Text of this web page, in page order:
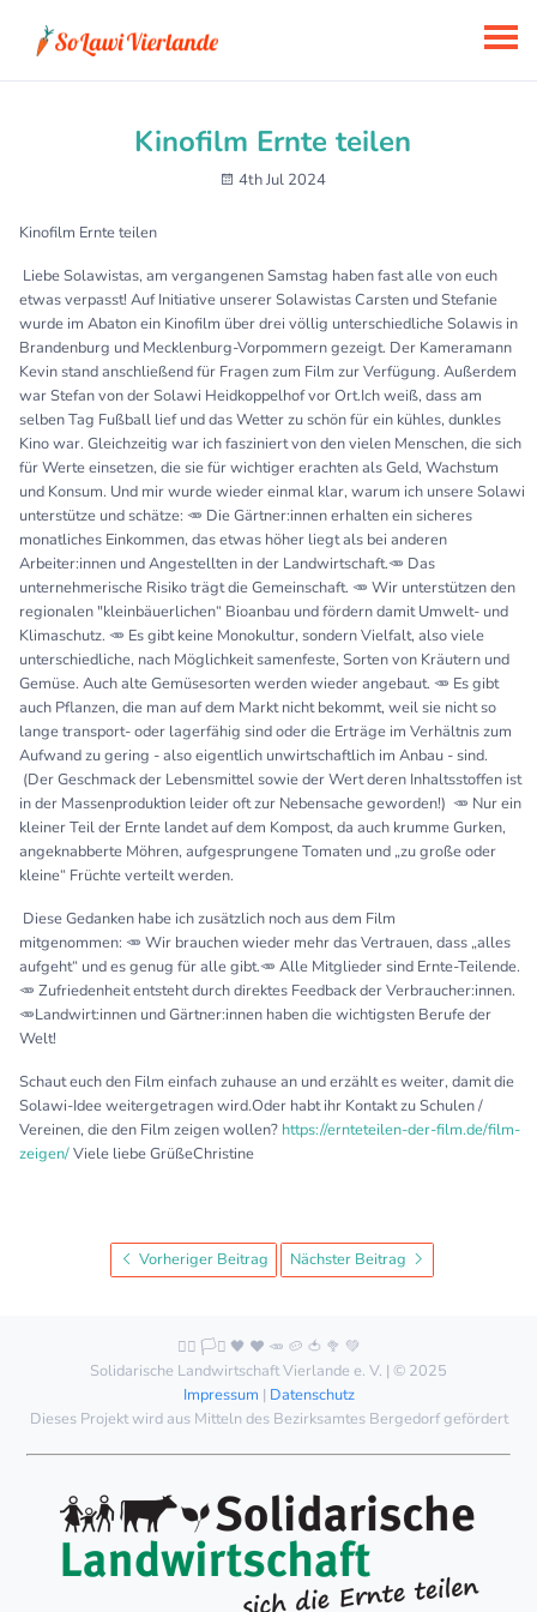
Kinofilm Ernte teilen
4th Jul 2024
Kinofilm Ernte teilen
Liebe Solawistas, am vergangenen Samstag haben fast alle von euch
etwas verpasst! Auf Initiative unserer Solawistas Carsten und Stefanie
wurde im Abaton ein Kinofilm über drei völlig unterschiedliche Solawis in
Brandenburg und Mecklenburg-Vorpommern gezeigt. Der Kameramann
Kevin stand anschließend für Fragen zum Film zur Verfügung. Außerdem
war Stefan von der Solawi Heidkoppelhof vor Ort.Ich weiß, dass am
selben Tag Fußball lief und das Wetter zu schön für ein kühles, dunkles
Kino war. Gleichzeitig war ich fasziniert von den vielen Menschen, die sich
für Werte einsetzen, die sie für wichtiger erachten als Geld, Wachstum
und Konsum. Und mir wurde wieder einmal klar, warum ich unsere Solawi
unterstütze und schätze: 🥕 Die Gärtner:innen erhalten ein sicheres
monatliches Einkommen, das etwas höher liegt als bei anderen
Arbeiter:innen und Angestellten in der Landwirtschaft.🥕 Das
unternehmerische Risiko trägt die Gemeinschaft. 🥕 Wir unterstützen den
regionalen "kleinbäuerlichen“ Bioanbau und fördern damit Umwelt- und
Klimaschutz. 🥕 Es gibt keine Monokultur, sondern Vielfalt, also viele
unterschiedliche, nach Möglichkeit samenfeste, Sorten von Kräutern und
Gemüse. Auch alte Gemüsesorten werden wieder angebaut. 🥕 Es gibt
auch Pflanzen, die man auf dem Markt nicht bekommt, weil sie nicht so
lange transport- oder lagerfähig sind oder die Erträge im Verhältnis zum
Aufwand zu gering - also eigentlich unwirtschaftlich im Anbau - sind.
(Der Geschmack der Lebensmittel sowie der Wert deren Inhaltsstoffen ist
in der Massenproduktion leider oft zur Nebensache geworden!) 🥕 Nur ein
kleiner Teil der Ernte landet auf dem Kompost, da auch krumme Gurken,
angeknabberte Möhren, aufgesprungene Tomaten und „zu große oder
kleine“ Früchte verteilt werden.
Diese Gedanken habe ich zusätzlich noch aus dem Film
mitgenommen: 🥕 Wir brauchen wieder mehr das Vertrauen, dass „alles
aufgeht“ und es genug für alle gibt.🥕 Alle Mitglieder sind Ernte-Teilende.
🥕 Zufriedenheit entsteht durch direktes Feedback der Verbraucher:innen.
🥕Landwirt:innen und Gärtner:innen haben die wichtigsten Berufe der
Welt!
Schaut euch den Film einfach zuhause an und erzählt es weiter, damit die
Solawi-Idee weitergetragen wird.Oder habt ihr Kontakt zu Schulen /
Vereinen, die den Film zeigen wollen? https://ernteteilen-der-film.de/film-
zeigen/Viele liebe GrüßeChristine
Vorheriger Beitrag Nächster Beitrag
🏳️‍🌈 🏳️‍⚧️ 🖤 ❤️ 🥕 🥔 🍅 🥦 💚
Solidarische Landwirtschaft Vierlande e. V. | © 2025
Impressum | Datenschutz
Dieses Projekt wird aus Mitteln des Bezirksamtes Bergedorf gefördert